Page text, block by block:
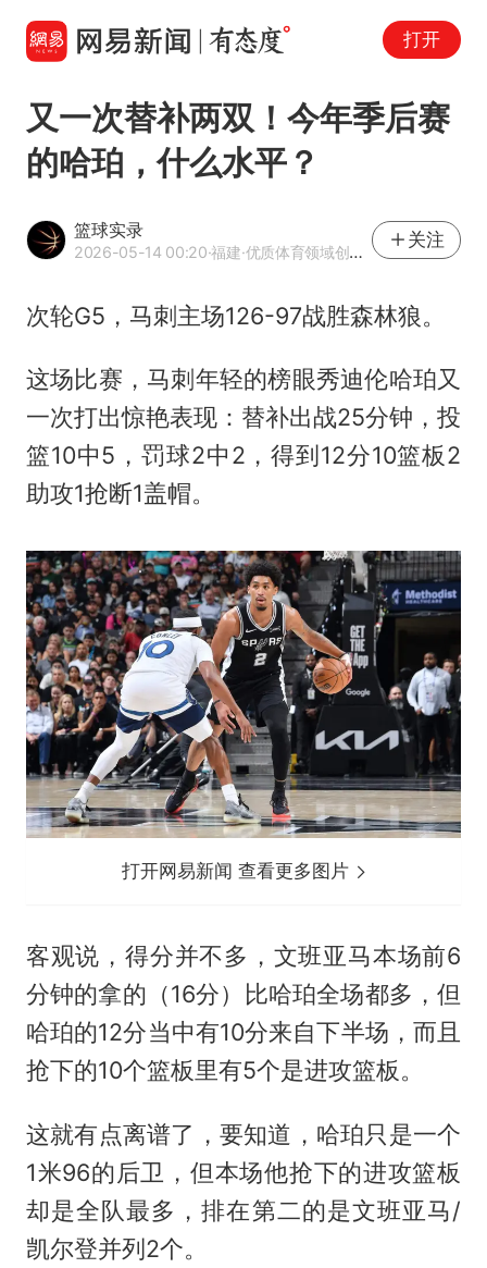
打开
又一次替补两双！今年季后赛
的哈珀，什么水平？
篮球实录
2026-05-14 00:20·福建·优质体育领域创作者
关注
次轮G5，马刺主场126-97战胜森林狼。
这场比赛，马刺年轻的榜眼秀迪伦哈珀又
一次打出惊艳表现：替补出战25分钟，投
篮10中5，罚球2中2，得到12分10篮板2
助攻1抢断1盖帽。
打开网易新闻 查看更多图片
客观说，得分并不多，文班亚马本场前6
分钟的拿的（16分）比哈珀全场都多，但
哈珀的12分当中有10分来自下半场，而且
抢下的10个篮板里有5个是进攻篮板。
这就有点离谱了，要知道，哈珀只是一个
1米96的后卫，但本场他抢下的进攻篮板
却是全队最多，排在第二的是文班亚马/
凯尔登并列2个。